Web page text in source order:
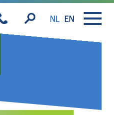
NL EN